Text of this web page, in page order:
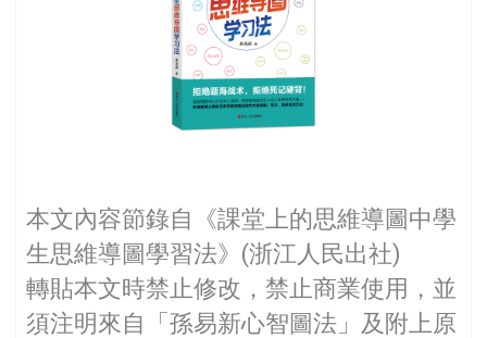
本文內容節錄自《課堂上的思維導圖中學
生思維導圖學習法》(浙江人民出社)
轉貼本文時禁止修改，禁止商業使用，並
須注明來自「孫易新心智圖法」及附上原